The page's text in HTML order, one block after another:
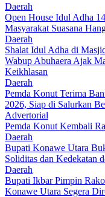
Daerah
Open House Idul Adha
Masyarakat Suasana
Daerah
Shalat Idul Adha di
Wabup Abuhaera Ajak
Keikhlasan
Daerah
Pemda Konut Terima
2026, Siap di Salurkan
Advertorial
Pemda Konut Kembali
Daerah
Bupati Konawe Utara
Soliditas dan Kedekatan
Daerah
Bupati Ikbar Pimpin
Konawe Utara Segera